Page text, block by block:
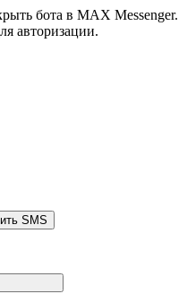
бота в MAX Messenger.
авторизации.
SMS